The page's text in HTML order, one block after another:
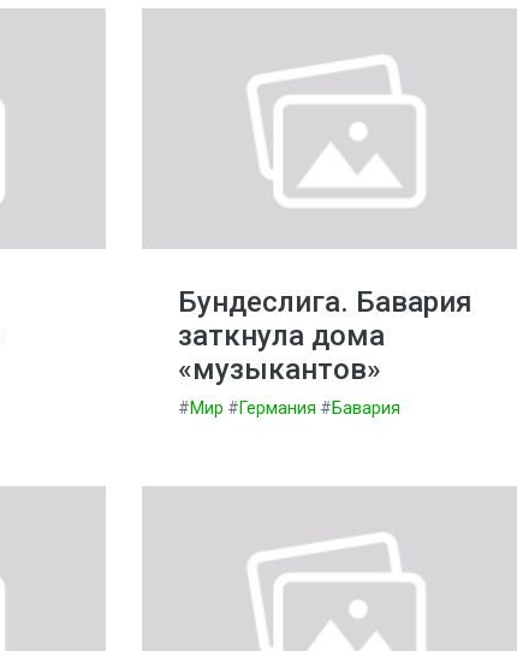
Бундеслига. Бавария
заткнула дома
«музыкантов»
#Мир #Германия #Бавария